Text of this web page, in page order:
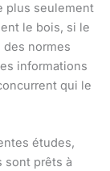
plus seulement
le bois, si le
normes
informations
qui le
études,
sont prêts à